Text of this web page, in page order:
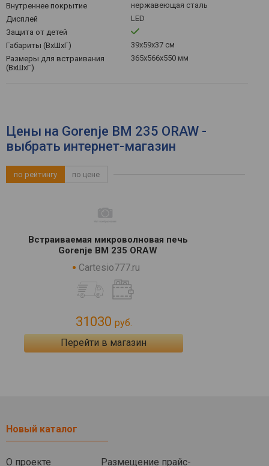
Внутреннее покрытие
нержавеющая сталь
Дисплей
LED
Защита от детей
Габариты (ВхШхГ)
39x59x37 см
Размеры для встраивания
(ВхШхГ)
365x566x550 мм
Цены на Gorenje BM 235 ORAW -
выбрать интернет-магазин
по рейтингу по цене
Встраиваемая микроволновая печь
Gorenje BM 235 ORAW
Cartesio777.ru
31030 руб.
Перейти в магазин
Новый каталог
О проекте Размещение прайс-